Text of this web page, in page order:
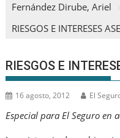
Fernández Dirube, Ariel
RIESGOS E INTERESES
RIESGOS E
16 agosto, 2012 El
Especial para El Seguro